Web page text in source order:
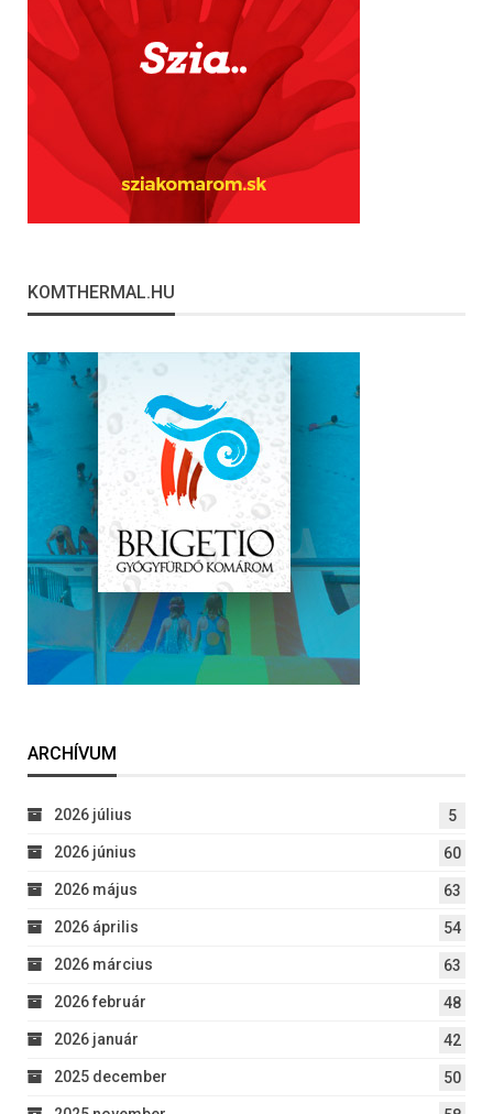
KOMTHERMAL.HU
ARCHÍVUM
2026 július 5
2026 június 60
2026 május 63
2026 április 54
2026 március 63
2026 február 48
2026 január 42
2025 december 50